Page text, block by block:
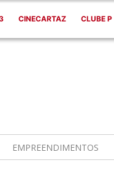
CINECARTAZ CLUBE P
EMPREENDIMENTOS